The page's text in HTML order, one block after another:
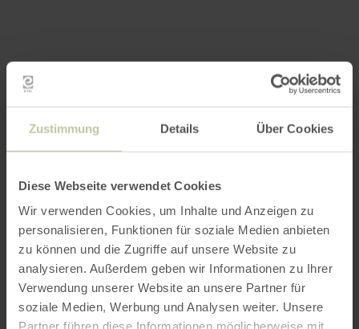
Zustimmung Details Über Cookies
Diese Webseite verwendet Cookies
Wir verwenden Cookies, um Inhalte und Anzeigen zu
personalisieren, Funktionen für soziale Medien anbieten
zu können und die Zugriffe auf unsere Website zu
analysieren. Außerdem geben wir Informationen zu Ihrer
Verwendung unserer Website an unsere Partner für
soziale Medien, Werbung und Analysen weiter. Unsere
Partner führen diese Informationen möglicherweise mit